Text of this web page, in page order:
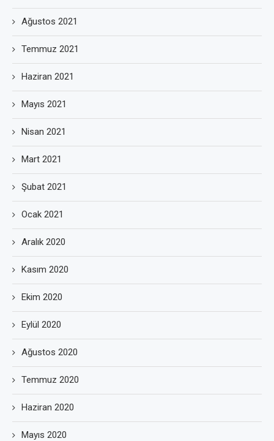
Ağustos 2021
Temmuz 2021
Haziran 2021
Mayıs 2021
Nisan 2021
Mart 2021
Şubat 2021
Ocak 2021
Aralık 2020
Kasım 2020
Ekim 2020
Eylül 2020
Ağustos 2020
Temmuz 2020
Haziran 2020
Mayıs 2020